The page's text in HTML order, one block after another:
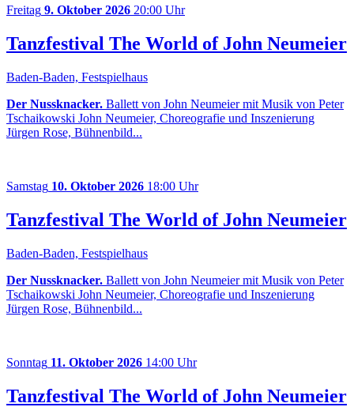
Freitag 9. Oktober 2026 20:00 Uhr
Tanzfestival The World of John Neumeier
Baden-Baden, Festspielhaus
Der Nussknacker. Ballett von John Neumeier mit Musik von Peter
Tschaikowski John Neumeier, Choreografie und Inszenierung
Jürgen Rose, Bühnenbild...
Samstag 10. Oktober 2026 18:00 Uhr
Tanzfestival The World of John Neumeier
Baden-Baden, Festspielhaus
Der Nussknacker. Ballett von John Neumeier mit Musik von Peter
Tschaikowski John Neumeier, Choreografie und Inszenierung
Jürgen Rose, Bühnenbild...
Sonntag 11. Oktober 2026 14:00 Uhr
Tanzfestival The World of John Neumeier